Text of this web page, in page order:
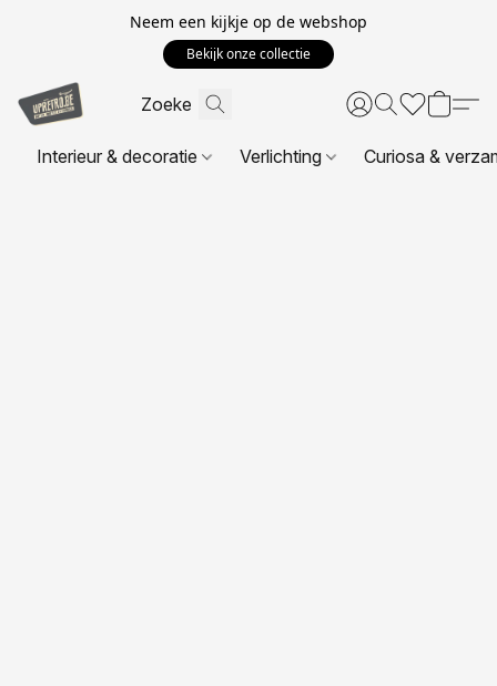
Neem een kijkje op de webshop
Bekijk onze collectie
Interieur & decoratie Verlichting Curiosa &